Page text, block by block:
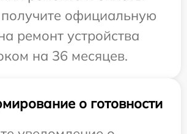
официальную
ремонт устройства
на 36 месяцев.
о готовности